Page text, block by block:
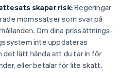
skapar risk: Regeringar
momssatser som svar på
Om dina prissättnings-
inte uppdateras
det lätt hända att du tar in för
eller betalar för lite skatt.